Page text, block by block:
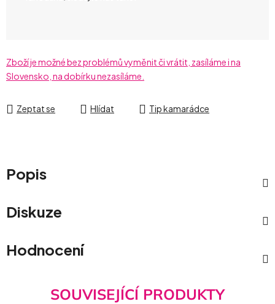
Zboží je možné bez problémů vyměnit či vrátit, zasíláme i na
Slovensko, na dobírku nezasíláme.
Zeptat se Hlídat Tip kamarádce
Popis
Diskuze
Hodnocení
SOUVISEJÍCÍ PRODUKTY